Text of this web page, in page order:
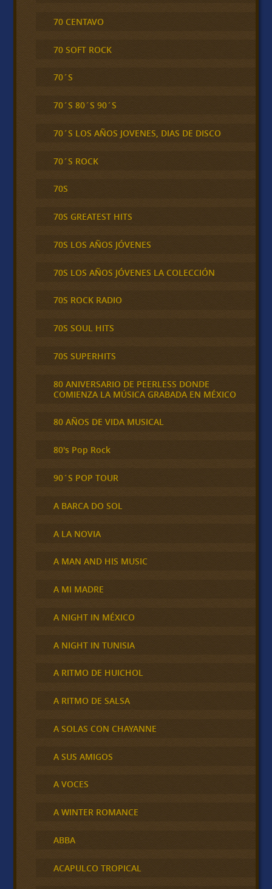
70 CENTAVO
70 SOFT ROCK
70´S
70´S 80´S 90´S
70´S LOS AÑOS JOVENES, DIAS DE DISCO
70´S ROCK
70S
70S GREATEST HITS
70S LOS AÑOS JÓVENES
70S LOS AÑOS JÓVENES LA COLECCIÓN
70S ROCK RADIO
70S SOUL HITS
70S SUPERHITS
80 ANIVERSARIO DE PEERLESS DONDE
COMIENZA LA MÚSICA GRABADA EN MÉXICO
80 AÑOS DE VIDA MUSICAL
80's Pop Rock
90´S POP TOUR
A BARCA DO SOL
A LA NOVIA
A MAN AND HIS MUSIC
A MI MADRE
A NIGHT IN MÉXICO
A NIGHT IN TUNISIA
A RITMO DE HUICHOL
A RITMO DE SALSA
A SOLAS CON CHAYANNE
A SUS AMIGOS
A VOCES
A WINTER ROMANCE
ABBA
ACAPULCO TROPICAL